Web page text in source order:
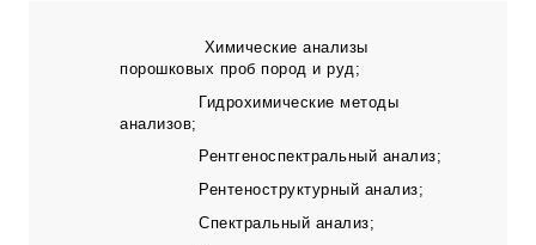
Химические анализы
порошковых проб пород и руд;
Гидрохимические методы
анализов;
Рентгеноспектральный анализ;
Рентеноструктурный анализ;
Спектральный анализ;